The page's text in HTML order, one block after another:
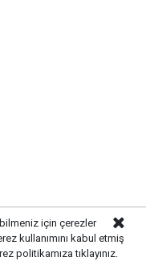
için çerezler
kullanımını kabul etmiş
politikamıza tıklayınız.